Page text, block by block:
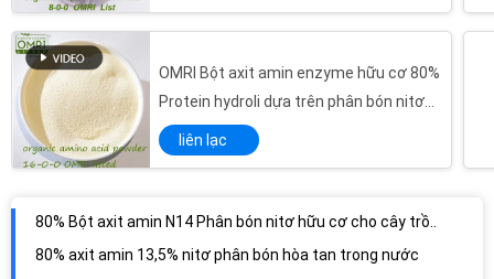
OMRI Bột axit amin enzyme hữu cơ 80%
Protein hydroli dựa trên phân bón nitơ
hữu cơ
liên lạc
Thực vật Enzyme Axit amin Phân bón hữu cơ hòa tan trong nước 80% Độ lỏng tuyệt vời
CAS 65072-01-7 L Bột axit amin 80% PH tối thiểu 4-6